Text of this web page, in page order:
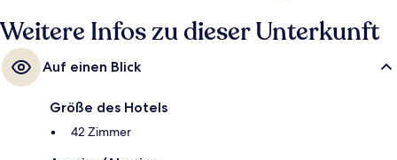
Weitere Infos zu dieser Unterkunft
Auf einen Blick
Größe des Hotels
42 Zimmer